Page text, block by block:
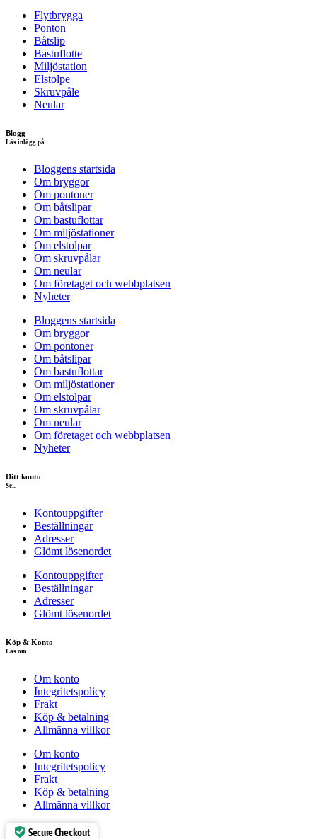
Flytbrygga
Ponton
Båtslip
Bastuflotte
Miljöstation
Elstolpe
Skruvpåle
Neular
Blogg
Läs inlägg på...
Bloggens startsida
Om bryggor
Om pontoner
Om båtslipar
Om bastuflottar
Om miljöstationer
Om elstolpar
Om skruvpålar
Om neular
Om företaget och webbplatsen
Nyheter
Bloggens startsida
Om bryggor
Om pontoner
Om båtslipar
Om bastuflottar
Om miljöstationer
Om elstolpar
Om skruvpålar
Om neular
Om företaget och webbplatsen
Nyheter
Ditt konto
Se...
Kontouppgifter
Beställningar
Adresser
Glömt lösenordet
Kontouppgifter
Beställningar
Adresser
Glömt lösenordet
Köp & Konto
Läs om...
Om konto
Integritetspolicy
Frakt
Köp & betalning
Allmänna villkor
Om konto
Integritetspolicy
Frakt
Köp & betalning
Allmänna villkor
Secure Checkout